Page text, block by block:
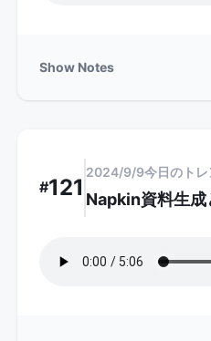
Show Notes
#121
2024/9/9今日のトレ
Napkin資料生